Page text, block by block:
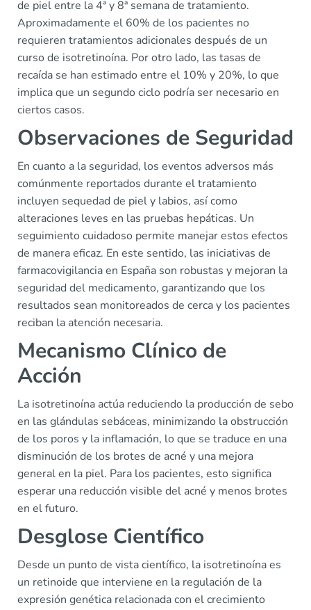
de piel entre la 4ª y 8ª semana de tratamiento.
Aproximadamente el 60% de los pacientes no
requieren tratamientos adicionales después de un
curso de isotretinoína. Por otro lado, las tasas de
recaída se han estimado entre el 10% y 20%, lo que
implica que un segundo ciclo podría ser necesario en
ciertos casos.
Observaciones de Seguridad
En cuanto a la seguridad, los eventos adversos más
comúnmente reportados durante el tratamiento
incluyen sequedad de piel y labios, así como
alteraciones leves en las pruebas hepáticas. Un
seguimiento cuidadoso permite manejar estos efectos
de manera eficaz. En este sentido, las iniciativas de
farmacovigilancia en España son robustas y mejoran la
seguridad del medicamento, garantizando que los
resultados sean monitoreados de cerca y los pacientes
reciban la atención necesaria.
Mecanismo Clínico de
Acción
La isotretinoína actúa reduciendo la producción de sebo
en las glándulas sebáceas, minimizando la obstrucción
de los poros y la inflamación, lo que se traduce en una
disminución de los brotes de acné y una mejora
general en la piel. Para los pacientes, esto significa
esperar una reducción visible del acné y menos brotes
en el futuro.
Desglose Científico
Desde un punto de vista científico, la isotretinoína es
un retinoide que interviene en la regulación de la
expresión genética relacionada con el crecimiento